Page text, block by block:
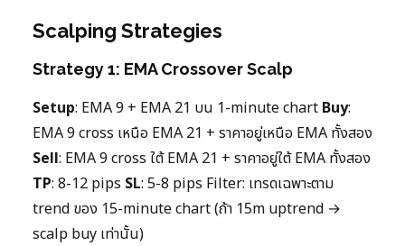
Scalping Strategies
Strategy 1: EMA Crossover Scalp
Setup: EMA 9 + EMA 21 บน 1-minute chart Buy:
EMA 9 cross เหนือ EMA 21 + ราคาอยู่เหนือ EMA ทั้งสอง
Sell: EMA 9 cross ใต้ EMA 21 + ราคาอยู่ใต้ EMA ทั้งสอง
TP: 8-12 pips SL: 5-8 pips Filter: เทรดเฉพาะตาม
trend ของ 15-minute chart (ถ้า 15m uptrend →
scalp buy เท่านั้น)